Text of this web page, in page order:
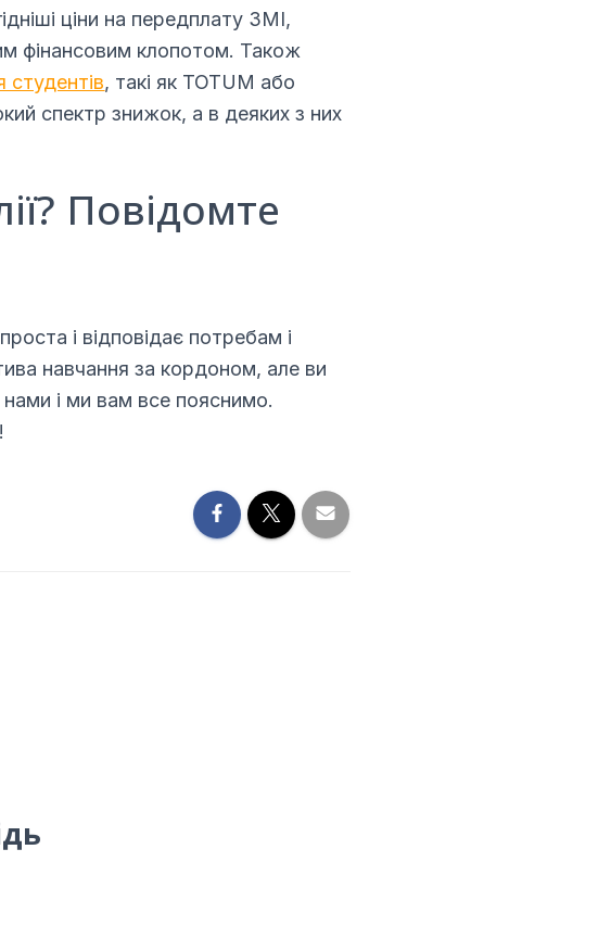
ціни на передплату ЗМІ,
фінансовим клопотом. Також
студентів, такі як TOTUM або
спектр знижок, а в деяких з них
Повідомте
проста і відповідає потребам і
навчання за кордоном, але ви
нами і ми вам все пояснимо.